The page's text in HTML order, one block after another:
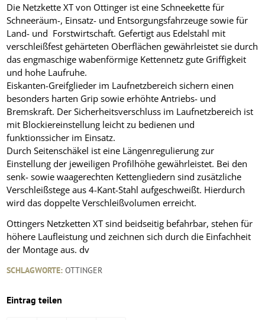
Die Netzkette XT von Ottinger ist eine Schneekette für
Schneeräum-, Einsatz- und Entsorgungsfahrzeuge sowie für
Land- und Forstwirtschaft. Gefertigt aus Edelstahl mit
verschleißfest gehärteten Oberflächen gewährleistet sie durch
das engmaschige wabenförmige Kettennetz gute Griffigkeit
und hohe Laufruhe.
Eiskanten-Greifglieder im Laufnetzbereich sichern einen
besonders harten Grip sowie erhöhte Antriebs- und
Bremskraft. Der Sicherheitsverschluss im Laufnetzbereich ist
mit Blockiereinstellung leicht zu bedienen und
funktionssicher im Einsatz.
Durch Seitenschäkel ist eine Längenregulierung zur
Einstellung der jeweiligen Profilhöhe gewährleistet. Bei den
senk- sowie waagerechten Kettengliedern sind zusätzliche
Verschleißstege aus 4-Kant-Stahl aufgeschweißt. Hierdurch
wird das doppelte Verschleißvolumen erreicht.
Ottingers Netzketten XT sind beidseitig befahrbar, stehen für
höhere Laufleistung und zeichnen sich durch die Einfachheit
der Montage aus.dv
SCHLAGWORTE: OTTINGER
Eintrag teilen